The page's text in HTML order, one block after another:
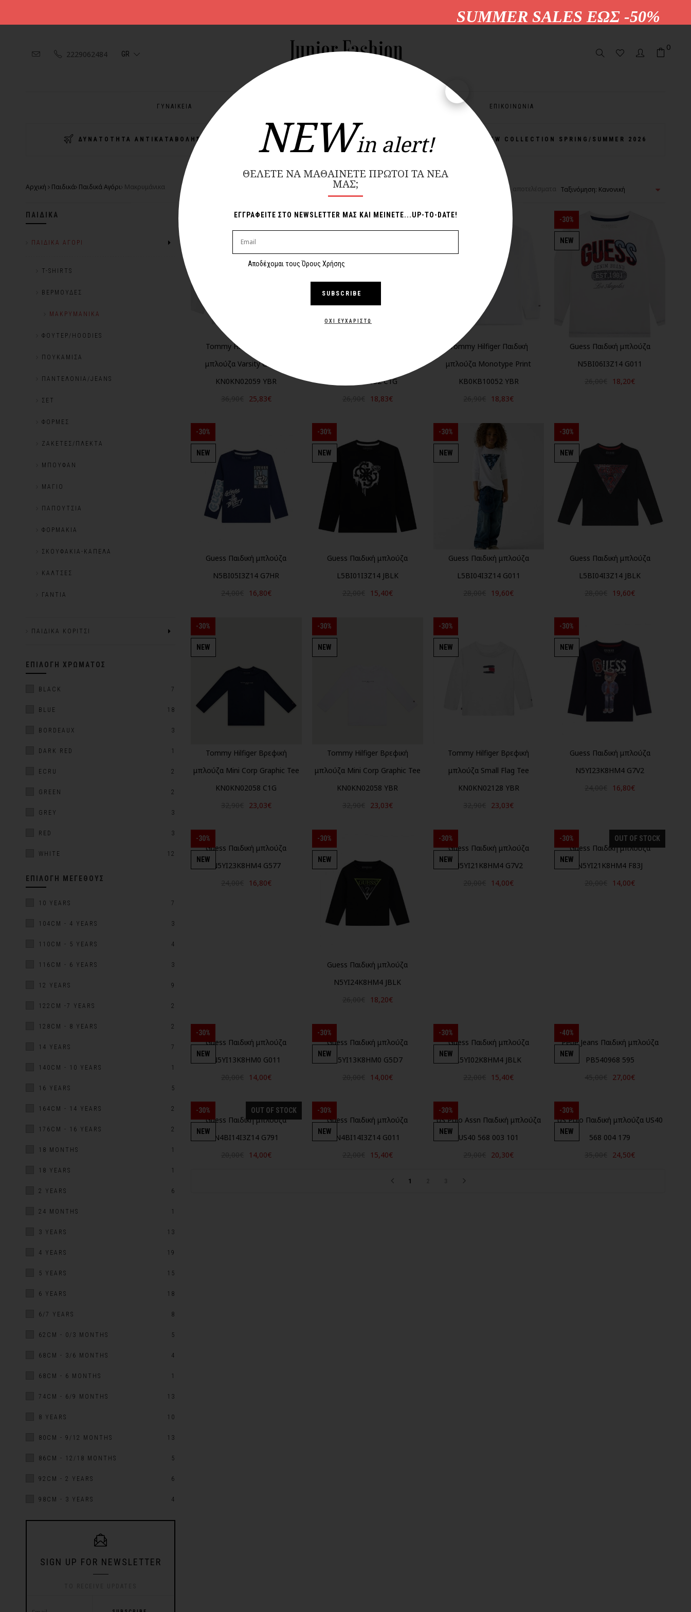
NEWin alert!
ΘΈΛΕΤΕ ΝΑ ΜΑΘΑΊΝΕΤΕ ΠΡΏΤΟΙ ΤΑ ΝΈΑ
ΜΑΣ;
ΕΓΓΡΑΦΕΙΤΕ ΣΤΟ NEWSLETTER ΜΑΣ ΚΑΙ ΜΕΙΝΕΤΕ...UP-TO-DATE!
Αποδέχομαι τους Όρους Χρήσης
SUBSCRIBE
ΌΧΙ ΕΥΧΑΡΙΣΤΏ
2229062484 GR
0
ΓΥΝΑΙΚΕΙΑ ΑΝΔΡΙΚΑ BRANDS ΕΠΙΚΟΙΝΩΝΙΑ
ΔΥΝΑΤΟΤΗΤΑ ΑΝΤΙΚΑΤΑΒΟΛΗΣ ΔΩΡΕΑΝ ΜΕΤΑΦΟΡΙΚΑ ΑΝΩ ΤΩΝ 70€ NEW COLLECTION SPRING/SUMMER 2026
SUMMER SALES ΕΩΣ -50%
Αρχική Παιδικά Παιδικά Αγόρι Μακρυμάνικα Εμφάνιση 1-24 από 51 αποτελέσματα
Tommy Hilfiger Βρεφική
μπλούζα Varsity Graphic
KN0KN02059 YBR
25,83€
-30%
KB0KB10052 C1G
18,83€
-30%
Tommy Hilfiger Παιδική
μπλούζα Monotype Print
KB0KB10052 YBR
18,83€
-30%
NEW
Guess Παιδική μπλούζα
N5BI06I3Z14 G011
18,20€
-30%
NEW
Guess Παιδική μπλούζα
N5BI05I3Z14 G7HR
16,80€
-30%
NEW
Guess Παιδική μπλούζα
L5BI01I3Z14 JBLK
15,40€
-30%
NEW
Guess Παιδική μπλούζα
L5BI04I3Z14 G011
19,60€
-30%
NEW
Guess Παιδική μπλούζα
L5BI04I3Z14 JBLK
19,60€
-30%
NEW
Tommy Hilfiger Βρεφική
μπλούζα Mini Corp Graphic Tee
KN0KN02058 C1G
23,03€
-30%
NEW
Tommy Hilfiger Βρεφική
μπλούζα Mini Corp Graphic Tee
KN0KN02058 YBR
23,03€
-30%
NEW
Tommy Hilfiger Βρεφική
μπλούζα Small Flag Tee
KN0KN02128 YBR
23,03€
-30%
NEW
Guess Παιδική μπλούζα
N5YI23K8HM4 G7V2
16,80€
-30%
NEW
Guess Παιδική μπλούζα
N5YI23K8HM4 G577
16,80€
-30%
NEW
Guess Παιδική μπλούζα
N5YI24K8HM4 JBLK
18,20€
-30%
NEW
Guess Παιδική μπλούζα
N5YI21K8HM4 G7V2
14,00€
-30% OUT OF STOCK
NEW
Guess Παιδική μπλούζα
N5YI21K8HM4 F83J
14,00€
-30%
NEW
Guess Παιδική μπλούζα
N5YI13K8HM0 G011
14,00€
-30%
NEW
Guess Παιδική μπλούζα
N5YI13K8HM0 G5D7
14,00€
-30%
NEW
Guess Παιδική μπλούζα
L5YI02K8HM4 JBLK
15,40€
-40%
NEW
Pepe Jeans Παιδική μπλούζα
PB540968 595
27,00€
-30% OUT OF STOCK
NEW
Guess Παιδική μπλούζα
N4BI14I3Z14 G791
14,00€
-30%
NEW
Guess Παιδική μπλούζα
N4BI14I3Z14 G011
15,40€
-30%
NEW
US Polo Assn Παιδική μπλούζα
US40 568 003 101
20,30€
-30%
NEW
US Polo Παιδική μπλούζα US40
568 004 179
24,50€
1
ΠΑΙΔΙΚΆ
ΠΑΙΔΙΚΆ ΑΓΌΡΙ
T-SHIRTS
ΒΕΡΜΟΎΔΕΣ
ΜΑΚΡΥΜΆΝΙΚΑ
ΦΟΎΤΕΡ/HOODIES
ΠΟΥΚΆΜΙΣΑ
ΠΑΝΤΕΛΌΝΙΑ/JEANS
ΣΕΤ
ΦΌΡΜΕΣ
ΖΑΚΈΤΕΣ/ΠΛΕΚΤΆ
ΜΠΟΥΦΆΝ
ΜΑΓΙΌ
ΠΑΠΟΎΤΣΙΑ
ΦΟΡΜΆΚΙΑ
ΣΚΟΥΦΆΚΙΑ-ΚΑΠΈΛΑ
ΚΆΛΤΣΕΣ
ΓΆΝΤΙΑ
ΠΑΙΔΙΚΆ ΚΟΡΊΤΣΙ
ΕΠΙΛΟΓΉ ΧΡΏΜΑΤΟΣ
BLACK 7
BLUE 18
BORDEAUX 3
DARK RED 1
ECRU 2
GREEN 2
GREY 3
RED 3
WHITE 12
ΕΠΙΛΟΓΉ ΜΕΓΈΘΟΥΣ
10 YEARS 7
104CM - 4 YEARS 3
110CM - 5 YEARS 4
116CM - 6 YEARS 3
12 YEARS 9
122CM -7 YEARS 2
128CM - 8 YEARS 2
14 YEARS 7
140CM - 10 YEARS 1
16 YEARS 5
164CM - 14 YEARS 2
176CM - 16 YEARS 2
18 MONTHS 1
18 YEARS 1
2 YEARS 6
24 MONTHS 1
3 YEARS 13
4 YEARS 19
5 YEARS 15
6 YEARS 18
6/7 YEARS 8
62CM - 0/3 MONTHS 5
68CM - 3/6 MONTHS 4
68CM - 6 MONTHS 1
74CM - 6/9 MONTHS 13
8 YEARS 10
80CM - 9/12 MONTHS 13
86CM - 12/18 MONTHS 5
92CM - 2 YEARS 6
98CM - 3 YEARS 4
SIGN UP FOR NEWSLETTER